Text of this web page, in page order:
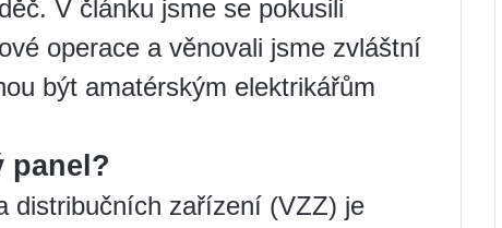
V článku jsme se pokusili
operace a věnovali jsme zvláštní
být amatérským elektrikářům
panel?
distribučních zařízení (VZZ) je